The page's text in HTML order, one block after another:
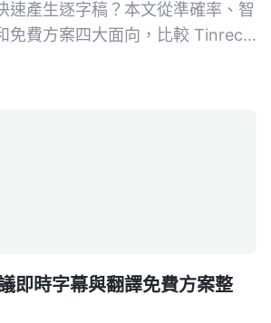
速產生逐字稿？本文從準確率、智
免費方案四大面向，比較 Tinrec
即時字幕與翻譯免費方案整